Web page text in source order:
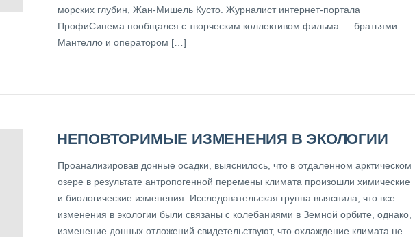
морских глубин, Жан-Мишель Кусто. Журналист интернет-портала
ПрофиСинема пообщался с творческим коллективом фильма — братьями
Мантелло и оператором […]
НЕПОВТОРИМЫЕ ИЗМЕНЕНИЯ В ЭКОЛОГИИ
Проанализировав донные осадки, выяснилось, что в отдаленном арктическом
озере в результате антропогенной перемены климата произошли химические
и биологические изменения. Исследовательская группа выяснила, что все
изменения в экологии были связаны с колебаниями в Земной орбите, однако,
изменение донных отложений свидетельствуют, что охлаждение климата не